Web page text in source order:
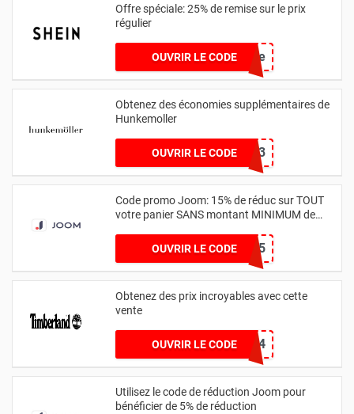
Offre spéciale: 25% de remise sur le prix
régulier
OUVRIR LE CODE
25FDFedyFrance
Obtenez des économies supplémentaires de
Hunkemoller
OUVRIR LE CODE
vdz34tertu563
Code promo Joom: 15% de réduc sur TOUT
votre panier SANS montant MINIMUM de
OUVRIR LE CODETRUST15
Obtenez des prix incroyables avec cette
vente
OUVRIR LE CODE 2024
Utilisez le code de réduction Joom pour
bénéficier de 5% de réduction